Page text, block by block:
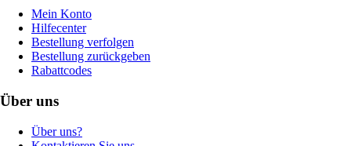
Mein Konto
Hilfecenter
Bestellung verfolgen
Bestellung zurückgeben
Rabattcodes
Über uns
Über uns?